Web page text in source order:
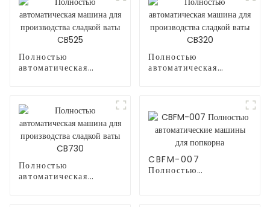
Полностью
автоматическая
Полностью
автоматическая
Полностью
автоматическая
CBFM-007
Полностью